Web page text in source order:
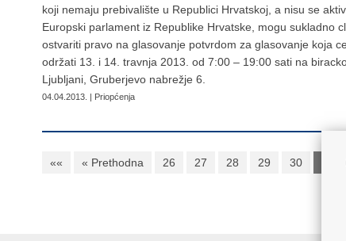
koji nemaju prebivalište u Republici Hrvatskoj, a nisu se
Europski parlament iz Republike Hrvatske, mogu sukladno
ostvariti pravo na glasovanje potvrdom za glasovanje koja
održati 13. i 14. travnja 2013. od 7:00 – 19:00 sati na
Ljubljani, Gruberjevo nabrežje 6.
04.04.2013. | Priopćenja
«« « Prethodna 26 27 28 29 30